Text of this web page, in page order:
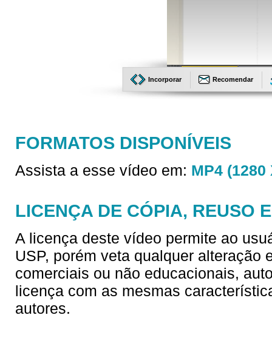
Incorporar Recomendar
FORMATOS DISPONÍVEIS
Assista a esse vídeo em: MP4 (1280
LICENÇA DE CÓPIA, REUSO
A licença deste vídeo permite ao
USP, porém veta qualquer alteração
comerciais ou não educacionais,
licença com as mesmas
autores.